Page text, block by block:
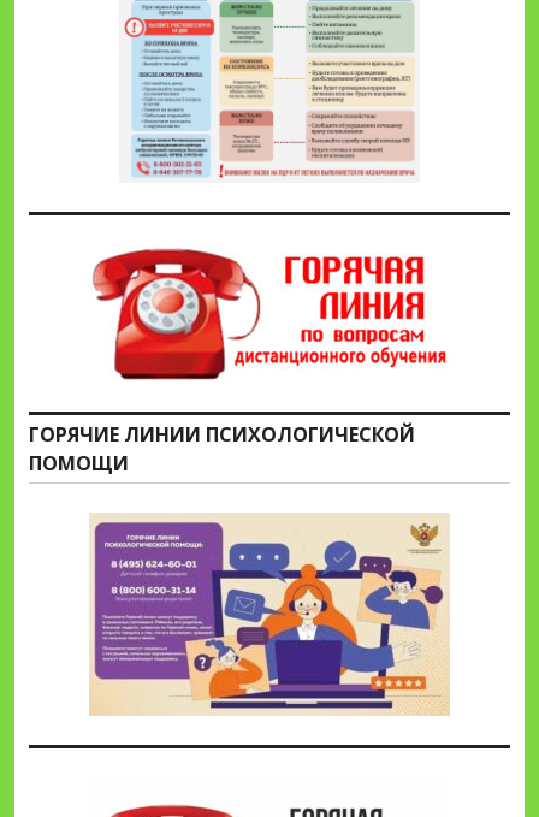
ГОРЯЧИЕ ЛИНИИ ПСИХОЛОГИЧЕСКОЙ
ПОМОЩИ